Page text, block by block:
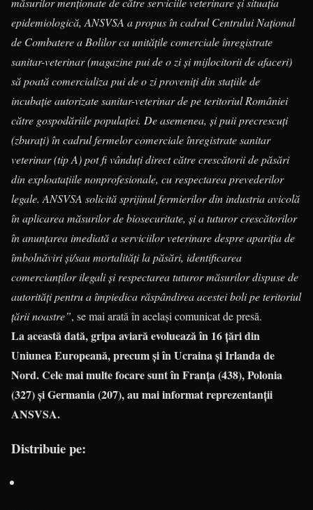
epidemiologică, ANSVSA a propus în cadrul Centrului Național
de Combatere a Bolilor ca unitățile comerciale înregistrate
sanitar-veterinar (magazine pui de o zi și mijlocitorii de afaceri)
să poată comercializa pui de o zi proveniți din stațiile de
incubație autorizate sanitar-veterinar de pe teritoriul României
către gospodăriile populației. De asemenea, și puii precrescuți
(zburați) în cadrul fermelor comerciale înregistrate sanitar
veterinar (tip A) pot fi vânduți direct către crescătorii de păsări
din exploatațiile nonprofesionale, cu respectarea prevederilor
legale. ANSVSA solicită sprijinul fermierilor din industria avicolă
în aplicarea măsurilor de biosecuritate, şi a tuturor crescătorilor
în anunțarea imediată a serviciilor veterinare despre apariţia de
îmbolnăviri şi/sau mortalități la păsări, identificarea
comercianţilor ilegali şi respectarea tuturor măsurilor dispuse de
autorități pentru a împiedica răspândirea acestei boli pe teritoriul
țării noastre”, se mai arată în același comunicat de presă.
La această dată, gripa aviară evoluează în 16 țări din
Uniunea Europeană, precum și în Ucraina și Irlanda de
Nord. Cele mai multe focare sunt în Franța (438), Polonia
(327) și Germania (207), au mai informat reprezentanții
ANSVSA.
Distribuie pe: